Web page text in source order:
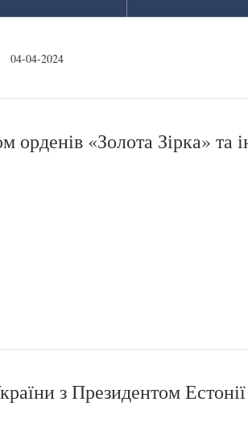
орденів «Золота Зірка» та
з Президентом